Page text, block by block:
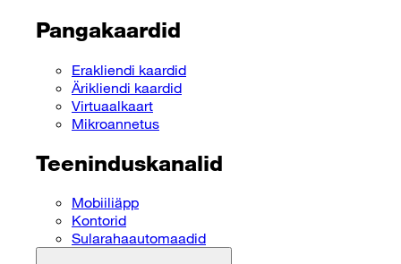
Pangakaardid
Erakliendi kaardid
Ärikliendi kaardid
Virtuaalkaart
Mikroannetus
Teeninduskanalid
Mobiiliäpp
Kontorid
Sularahaautomaadid